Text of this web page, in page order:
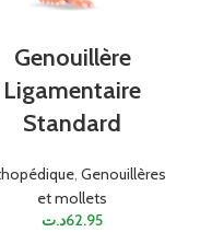
Genouillère
Ligamentaire
Standard
, Genouillères
et mollets
62.95د.ت